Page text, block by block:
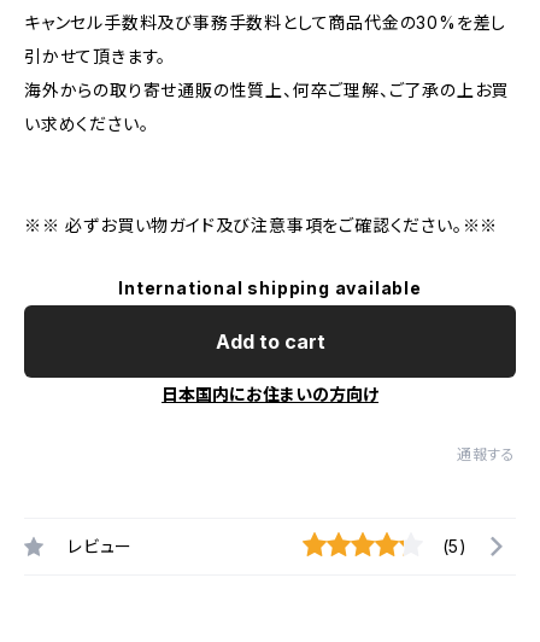
キャンセル手数料及び事務手数料として商品代金の30%を差し
引かせて頂きます。
海外からの取り寄せ通販の性質上、何卒ご理解、ご了承の上お買
い求めください。
※※ 必ずお買い物ガイド及び注意事項をご確認ください。※※
International shipping available
Add to cart
日本国内にお住まいの方向け
通報する
レビュー (5)